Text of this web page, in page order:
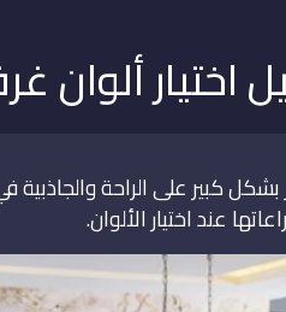
اختيار
كبير على الراحة
عند اختيار الألوان.